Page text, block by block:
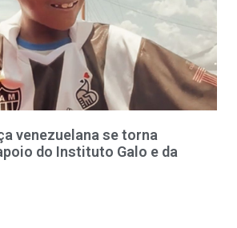
venezuelana se torna
do Instituto Galo e da